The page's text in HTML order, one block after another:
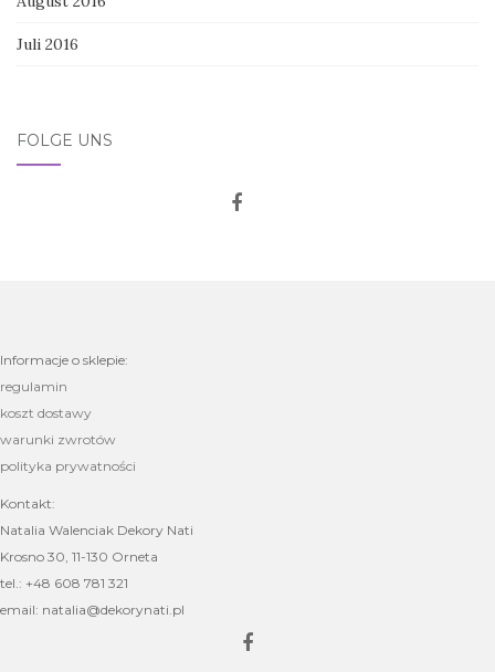
Juli 2016
FOLGE UNS
Informacje o sklepie:
regulamin
koszt dostawy
warunki zwrotów
polityka prywatności
Kontakt:
Natalia Walenciak Dekory Nati
Krosno 30, 11-130 Orneta
tel.: +48 608 781 321
email: natalia@dekorynati.pl